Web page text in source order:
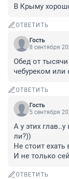
В Крыму
ОТВЕТИТЬ
Гость
8 сентября
Обед от
чебуреком
ОТВЕТИТЬ
Гость
5 сентября
А у этих глав..у
ли?))
Не стоит
И не только
ОТВЕТИТЬ